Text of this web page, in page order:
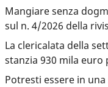
Mangiare senza
sul n. 4/2026 della
La clericalata della
stanzia 930 mila
Potresti essere in